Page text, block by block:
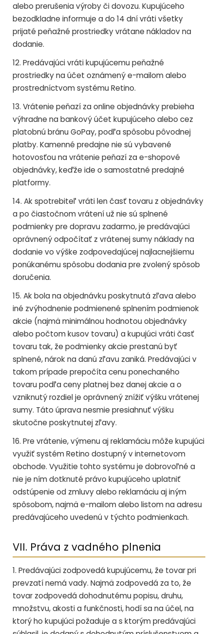
alebo prerušenia výroby či dovozu. Kupujúceho
bezodkladne informuje a do 14 dní vráti všetky
prijaté peňažné prostriedky vrátane nákladov na
dodanie.
12. Predávajúci vráti kupujúcemu peňažné
prostriedky na účet oznámený e-mailom alebo
prostredníctvom systému Retino.
13. Vrátenie peňazí za online objednávky prebieha
výhradne na bankový účet kupujúceho alebo cez
platobnú bránu GoPay, podľa spôsobu pôvodnej
platby. Kamenné predajne nie sú vybavené
hotovosťou na vrátenie peňazí za e-shopové
objednávky, keďže ide o samostatné predajné
platformy.
14. Ak spotrebiteľ vráti len časť tovaru z objednávky
a po čiastočnom vrátení už nie sú splnené
podmienky pre dopravu zadarmo, je predávajúci
oprávnený odpočítať z vrátenej sumy náklady na
dodanie vo výške zodpovedajúcej najlacnejšiemu
ponúkanému spôsobu dodania pre zvolený spôsob
doručenia.
15. Ak bola na objednávku poskytnutá zľava alebo
iné zvýhodnenie podmienené splnením podmienok
akcie (najmä minimálnou hodnotou objednávky
alebo počtom kusov tovaru) a kupujúci vráti časť
tovaru tak, že podmienky akcie prestanú byť
splnené, nárok na danú zľavu zaniká. Predávajúci v
takom prípade prepočíta cenu ponechaného
tovaru podľa ceny platnej bez danej akcie a o
vzniknutý rozdiel je oprávnený znížiť výšku vrátenej
sumy. Táto úprava nesmie presiahnuť výšku
skutočne poskytnutej zľavy.
16. Pre vrátenie, výmenu aj reklamáciu môže kupujúci
využiť systém Retino dostupný v internetovom
obchode. Využitie tohto systému je dobrovoľné a
nie je ním dotknuté právo kupujúceho uplatniť
odstúpenie od zmluvy alebo reklamáciu aj iným
spôsobom, najmä e-mailom alebo listom na adresu
predávajúceho uvedenú v týchto podmienkach.
VII. Práva z vadného plnenia
1. Predávajúci zodpovedá kupujúcemu, že tovar pri
prevzatí nemá vady. Najmä zodpovedá za to, že
tovar zodpovedá dohodnutému popisu, druhu,
množstvu, akosti a funkčnosti, hodí sa na účel, na
ktorý ho kupujúci požaduje a s ktorým predávajúci